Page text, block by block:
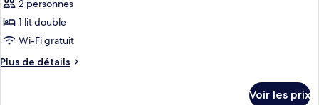
pour
ce
type
chambre :
2 personnes
1 lit double
Wi-Fi gratuit
Plus de détails
Plus
Voir les prix